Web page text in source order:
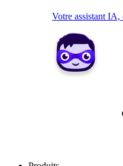
Votre assistant IA,